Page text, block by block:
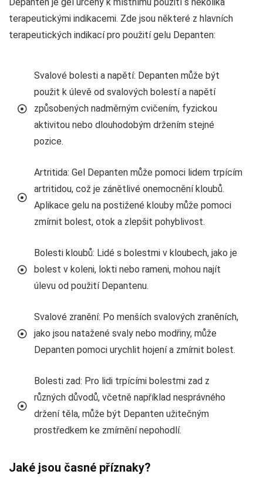
terapeutickými indikacemi. Zde jsou některé z hlavních
terapeutických indikací pro použití gelu Depanten:
Svalové bolesti a napětí: Depanten může být
použit k úlevě od svalových bolestí a napětí
způsobených nadměrným cvičením, fyzickou
aktivitou nebo dlouhodobým držením stejné
pozice.
Artritida: Gel Depanten může pomoci lidem trpícím
artritidou, což je zánětlivé onemocnění kloubů.
Aplikace gelu na postižené klouby může pomoci
zmírnit bolest, otok a zlepšit pohyblivost.
Bolesti kloubů: Lidé s bolestmi v kloubech, jako je
bolest v koleni, lokti nebo rameni, mohou najít
úlevu od použití Depantenu.
Svalové zranění: Po menších svalových zraněních,
jako jsou natažené svaly nebo modřiny, může
Depanten pomoci urychlit hojení a zmírnit bolest.
Bolesti zad: Pro lidi trpícími bolestmi zad z
různých důvodů, včetně například nesprávného
držení těla, může být Depanten užitečným
prostředkem ke zmírnění nepohodlí.
Jaké jsou časné příznaky?